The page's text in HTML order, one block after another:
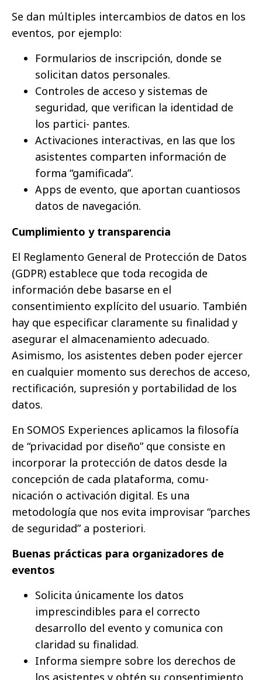
Se dan múltiples intercambios de datos en los
eventos, por ejemplo:
Formularios de inscripción, donde se
solicitan datos personales.
Controles de acceso y sistemas de
seguridad, que verifican la identidad de
los partici- pantes.
Activaciones interactivas, en las que los
asistentes comparten información de
forma “gamificada”.
Apps de evento, que aportan cuantiosos
datos de navegación.
Cumplimiento y transparencia
El Reglamento General de Protección de Datos
(GDPR) establece que toda recogida de
información debe basarse en el
consentimiento explícito del usuario. También
hay que especificar claramente su finalidad y
asegurar el almacenamiento adecuado.
Asimismo, los asistentes deben poder ejercer
en cualquier momento sus derechos de acceso,
rectificación, supresión y portabilidad de los
datos.
En SOMOS Experiences aplicamos la filosofía
de “privacidad por diseño” que consiste en
incorporar la protección de datos desde la
concepción de cada plataforma, comu-
nicación o activación digital. Es una
metodología que nos evita improvisar “parches
de seguridad” a posteriori.
Buenas prácticas para organizadores de
eventos
Solicita únicamente los datos
imprescindibles para el correcto
desarrollo del evento y comunica con
claridad su finalidad.
Informa siempre sobre los derechos de
los asistentes y obtén su consentimiento